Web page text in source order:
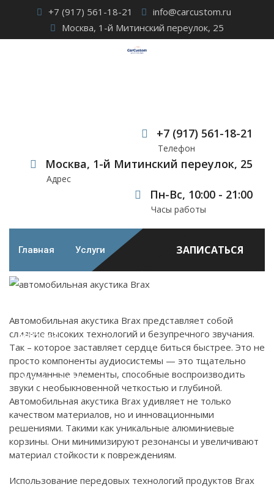
content
+7 (917) 561-18-21
info@carcustom.ru
Москва, 1-й Митинский переулок, 25
+7 (917) 561-18-21
Телефон
Москва, 1-й Митинский переулок, 25
Адрес
Пн-Вс, 10:00 - 21:00
Часы работы
Главная Услуги
Магазин
Полезно знать
Контакты
ЗАПИСАТЬСЯ
акустика Brax
Car Custom>Case Studies>Автозвук>Автомобильная
акустика Brax
Автомобильная акустика Brax представляет собой
слияние высоких технологий и безупречного звучания.
Так – которое заставляет сердце биться быстрее. Это не
просто компоненты аудиосистемы — это тщательно
продуманные элементы, способные воспроизводить
звуки с необыкновенной четкостью и глубиной.
Автомобильная акустика Brax удивляет не только
качеством материалов, но и инновационными
решениями. Такими как уникальные алюминиевые
корзины. Они минимизируют резонансы и увеличивают
материал стойкости к повреждениям.
Использование передовых технологий продуктов Brax